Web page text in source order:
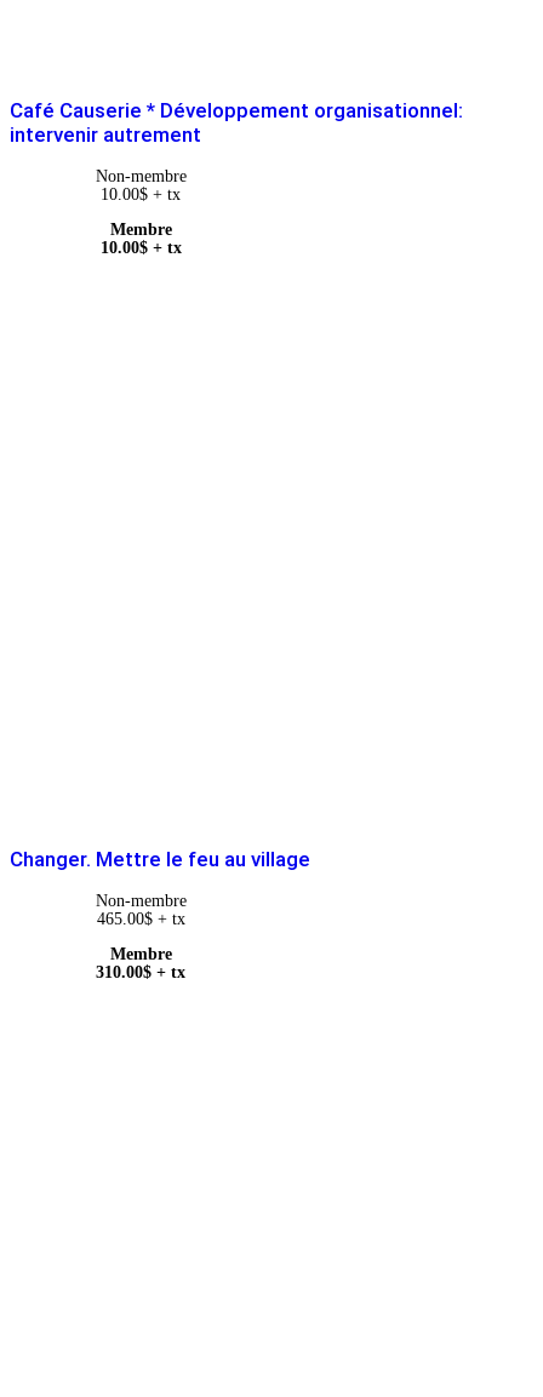
Café Causerie * Développement organisationnel:
intervenir autrement
Non-membre
10.00$ + tx
Membre
10.00$+ tx
Changer. Mettre le feu au village
Non-membre
465.00$+ tx
Membre
310.00$ + tx